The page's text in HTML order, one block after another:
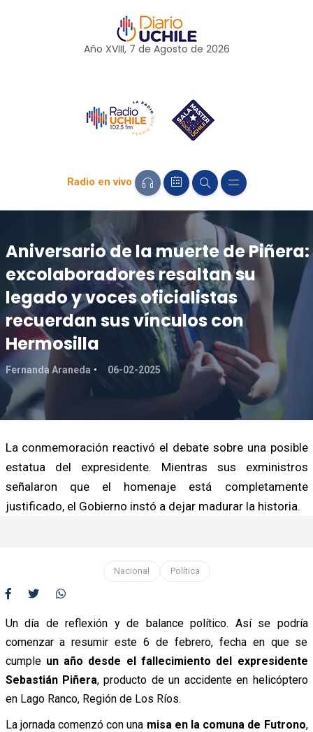
Año XVIII, 7 de Agosto de 2026
Radio en vivo
Aniversario de la muerte de Piñera:
excolaboradores resaltan su
legado y voces oficialistas
recuerdan sus vínculos con
Hermosilla
Fernanda Araneda 06-02-2025
La conmemoración reactivó el debate sobre una posible
estatua del expresidente. Mientras sus exministros
señalaron que el homenaje está completamente
justificado, el Gobierno instó a dejar madurar la historia.
Nacional Política
Un día de reflexión y de balance político. Así se podría
comenzar a resumir este 6 de febrero, fecha en que se
cumple un año desde el fallecimiento del expresidente
Sebastián Piñera, producto de un accidente en helicóptero
en Lago Ranco, Región de Los Ríos.
La jornada comenzó con una misa en la comuna de Futrono,